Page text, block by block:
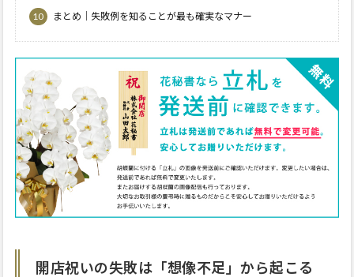
10 まとめ｜失敗例を知ることが最も確実なマナー
開店祝いの失敗は「想像不足」から起こる